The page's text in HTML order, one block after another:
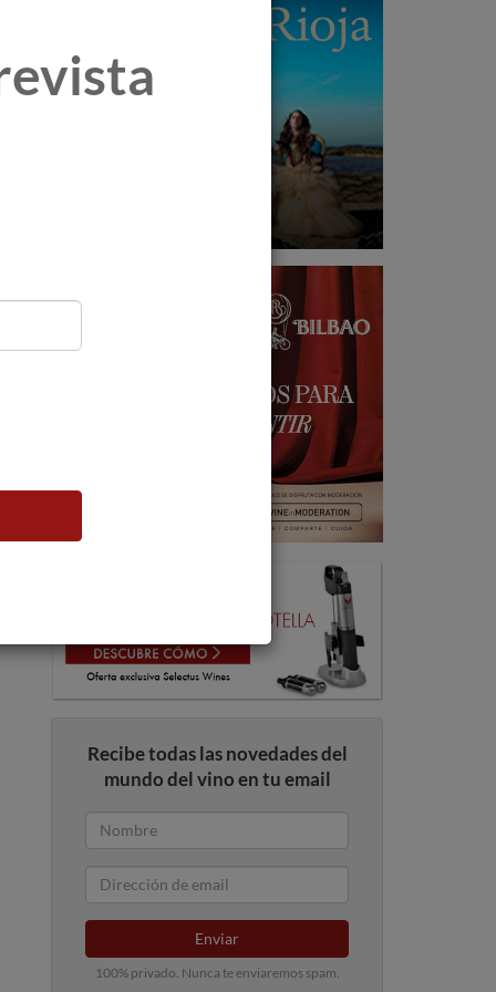
Recibe todas las novedades del
mundo del vino en tu email
Enviar
100% privado. Nunca te enviaremos spam.